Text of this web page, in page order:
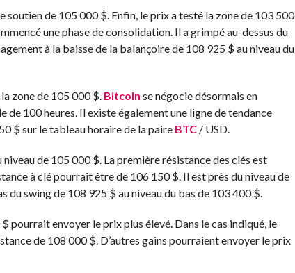
soutien de 105 000 $. Enfin, le prix a testé la zone de 103 500
une phase de consolidation. Il a grimpé au-dessus du
à la baisse de la balançoire de 108 925 $ au niveau du
zone de 105 000 $. Bitcoin se négocie désormais en
100 heures. Il existe également une ligne de tendance
$ sur le tableau horaire de la paire BTC/ USD.
de 105 000 $. La première résistance des clés est
à clé pourrait être de 106 150 $. Il est près du niveau de
du swing de 108 925 $ au niveau du bas de 103 400 $.
pourrait envoyer le prix plus élevé. Dans le cas indiqué, le
de 108 000 $. D’autres gains pourraient envoyer le prix